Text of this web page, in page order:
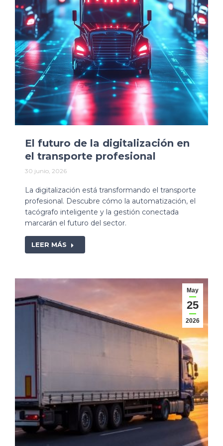
El futuro de la digitalización en
el transporte profesional
30 junio, 2026
La digitalización está transformando el transporte
profesional. Descubre cómo la automatización, el
tacógrafo inteligente y la gestión conectada
marcarán el futuro del sector.
LEER MÁS
May
25
2026